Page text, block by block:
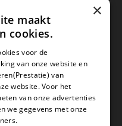
×
maakt
cookies.
voor de
van onze website en
van
website. Voor het
van onze advertenties
we gegevens met onze